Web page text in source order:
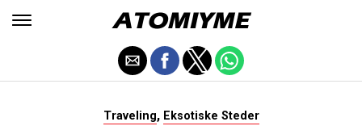
Traveling, Eksotiske Steder